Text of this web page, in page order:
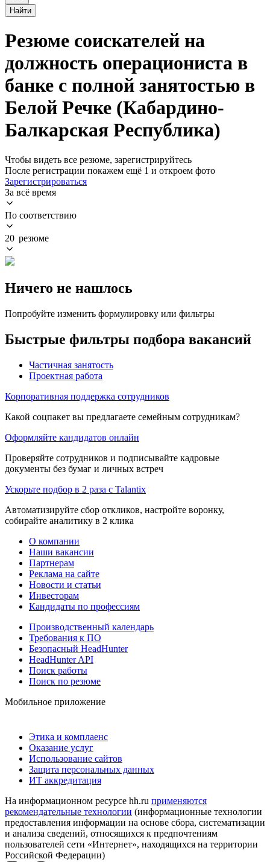
Найти
Резюме соискателей на
должность операциониста в
банке с полной занятостью в
Белой Речке (Кабардино-
Балкарская Республика)
Чтобы видеть все резюме, зарегистрируйтесь
После регистрации покажем ещё 1 и откроем фото
Зарегистрироваться
За всё время
По соответствию
20 резюме
Ничего не нашлось
Попробуйте изменить формулировку или фильтры
Быстрые фильтры подбора вакансий
Частичная занятость
Проектная работа
Корпоративная поддержка сотрудников
Какой соцпакет вы предлагаете семейным сотрудникам?
Оформляйте кандидатов онлайн
Проверяйте сотрудников и подписывайте кадровые
документы без бумаг и личных встреч
Ускорьте подбор в 2 раза с Talantix
Автоматизируйте сбор откликов, настройте воронку,
собирайте аналитику в 2 клика
О компании
Наши вакансии
Партнерам
Реклама на сайте
Новости и статьи
Инвесторам
Кандидаты по профессиям
Производственный календарь
Требования к ПО
Безопасный HeadHunter
HeadHunter API
Поиск работы
Поиск по резюме
Мобильное приложение
Этика и комплаенс
Оказание услуг
Использование сайтов
Защита персональных данных
ИТ аккредитация
На информационном ресурсе hh.ru применяются
рекомендательные технологии (информационные технологии
предоставления информации на основе сбора, систематизации
и анализа сведений, относящихся к предпочтениям
пользователей сети «Интернет», находящихся на территории
Российской Федерации)